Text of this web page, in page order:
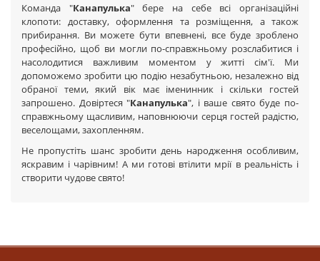
Команда "Канапулька" бере на себе всі організаційні
клопоти: доставку, оформлення та розміщення, а також
прибирання. Ви можете бути впевнені, все буде зроблено
професійно, щоб ви могли по-справжньому розслабитися і
насолодитися важливим моментом у житті сім'ї. Ми
допоможемо зробити цю подію незабутньою, незалежно від
обраної теми, який вік має іменинник і скільки гостей
запрошено. Довіртеся "Канапулька", і ваше свято буде по-
справжньому щасливим, наповнюючи серця гостей радістю,
веселощами, захопленням.
Не пропустіть шанс зробити день народження особливим,
яскравим і чарівним! А ми готові втілити мрії в реальність і
створити чудове свято!